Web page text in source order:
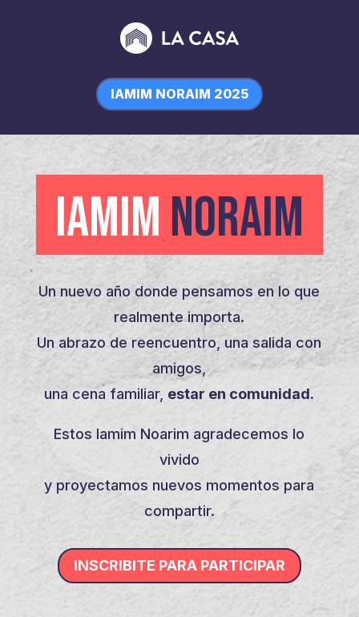
IAMIM NORAIM 2025
IAMIM NORAIM
Un nuevo año donde pensamos en lo que
realmente importa.
Un abrazo de reencuentro, una salida con
amigos,
una cena familiar, estar en comunidad.
Estos Iamim Noarim agradecemos lo
vivido
y proyectamos nuevos momentos para
compartir.
INSCRIBITE PARA PARTICIPAR